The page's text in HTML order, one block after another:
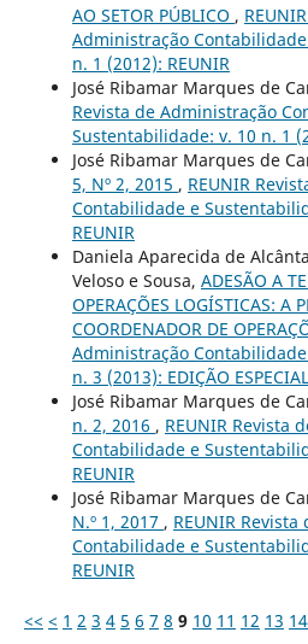
AO SETOR PÚBLICO ,
Administração
n. 1 (2012): REUNIR
José Ribamar Marques de
Revista de Administração
Sustentabilidade: v. 10 n. 1
José Ribamar Marques de
5, Nº 2, 2015 , REUNIR
Contabilidade e
REUNIR
Daniela Aparecida de
Veloso e Sousa, ADESÃO A
OPERAÇÕES LOGÍSTICAS: A
COORDENADOR DE
Administração
n. 3 (2013): EDIÇÃO ESPECIAL
José Ribamar Marques de
n. 2, 2016 , REUNIR Revista
Contabilidade e
REUNIR
José Ribamar Marques de
N.º 1, 2017 , REUNIR
Contabilidade e
REUNIR
<< < 1 2 3 4 5 6 7 8 9 10 11 12 13 14